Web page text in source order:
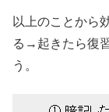
以上のことから
る→起きたら復
う。